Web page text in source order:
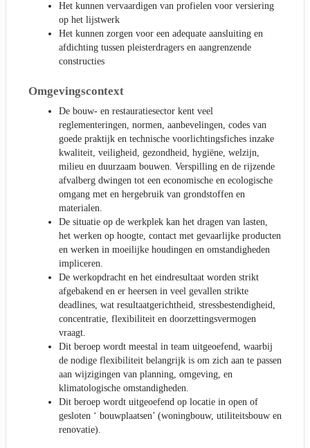
Het kunnen vervaardigen van profielen voor versiering
op het lijstwerk
Het kunnen zorgen voor een adequate aansluiting en
afdichting tussen pleisterdragers en aangrenzende
constructies
Omgevingscontext
De bouw- en restauratiesector kent veel
reglementeringen, normen, aanbevelingen, codes van
goede praktijk en technische voorlichtingsfiches inzake
kwaliteit, veiligheid, gezondheid, hygiëne, welzijn,
milieu en duurzaam bouwen. Verspilling en de rijzende
afvalberg dwingen tot een economische en ecologische
omgang met en hergebruik van grondstoffen en
materialen.
De situatie op de werkplek kan het dragen van lasten,
het werken op hoogte, contact met gevaarlijke producten
en werken in moeilijke houdingen en omstandigheden
impliceren.
De werkopdracht en het eindresultaat worden strikt
afgebakend en er heersen in veel gevallen strikte
deadlines, wat resultaatgerichtheid, stressbestendigheid,
concentratie, flexibiliteit en doorzettingsvermogen
vraagt.
Dit beroep wordt meestal in team uitgeoefend, waarbij
de nodige flexibiliteit belangrijk is om zich aan te passen
aan wijzigingen van planning, omgeving, en
klimatologische omstandigheden.
Dit beroep wordt uitgeoefend op locatie in open of
gesloten ‘ bouwplaatsen’ (woningbouw, utiliteitsbouw en
renovatie).